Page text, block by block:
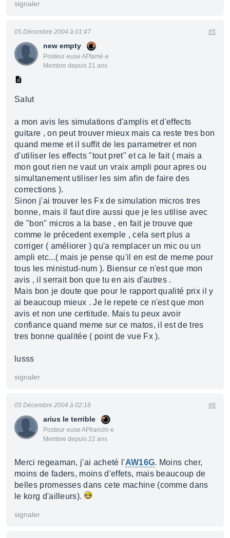
signaler
new empty
Posteur·euse AFfamé·e
Membre depuis 21 ans
05 Décembre 2004 à 01:47 #5
Salut
a mon avis les simulations d'amplis et d'effects
guitare , on peut trouver mieux mais ca reste tres bon
quand meme et il suffit de les parrametrer et non
d'utiliser les effects "tout pret" et ca le fait ( mais a
mon gout rien ne vaut un vraix ampli pour apres ou
simultanement utiliser les sim afin de faire des
corrections ).
Sinon j'ai trouver les Fx de simulation micros tres
bonne, mais il faut dire aussi que je les utilise avec
de "bon" micros a la base , en fait je trouve que
comme le précedent exemple , cela sert plus a
corriger ( améliorer ) qu'a remplacer un mic ou un
ampli etc...( mais je pense qu'il en est de meme pour
tous les ministud-num ). Biensur ce n'est que mon
avis , il serrait bon que tu en ais d'autres .
Mais bon je doute que pour le rapport qualité prix il y
ai beaucoup mieux . Je le repete ce n'est que mon
avis et non une certitude. Mais tu peux avoir
confiance quand meme sur ce matos, il est de tres
tres bonne qualitée ( point de vue Fx ).
lusss
signaler
arius le terrible
Posteur·euse AFfranchi·e
Membre depuis 22 ans
05 Décembre 2004 à 02:18 #6
Merci regeaman, j'ai acheté l'AW16G. Moins cher,
moins de faders, moins d'effets, mais beaucoup de
belles promesses dans cete machine (comme dans
le korg d'ailleurs).
signaler